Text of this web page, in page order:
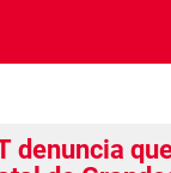
denuncia